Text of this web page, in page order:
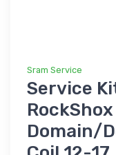
Sram Service
Service
Domain/